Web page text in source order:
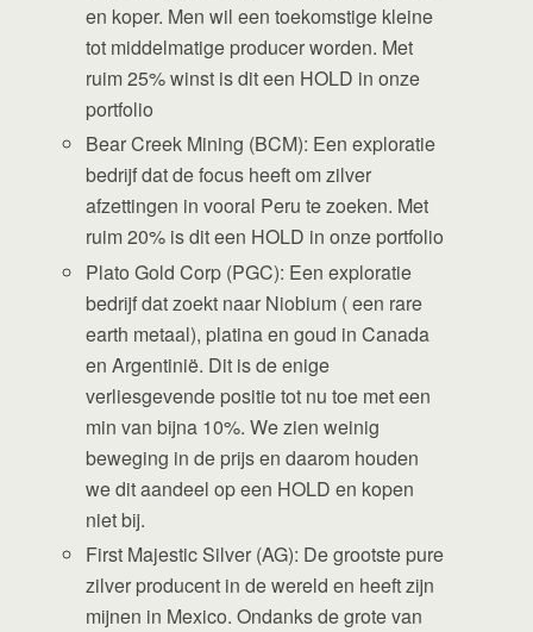
en koper. Men wil een toekomstige kleine
tot middelmatige producer worden. Met
ruim 25% winst is dit een HOLD in onze
portfolio
Bear Creek Mining (BCM): Een exploratie
bedrijf dat de focus heeft om zilver
afzettingen in vooral Peru te zoeken. Met
ruim 20% is dit een HOLD in onze portfolio
Plato Gold Corp (PGC): Een exploratie
bedrijf dat zoekt naar Niobium ( een rare
earth metaal), platina en goud in Canada
en Argentinië. Dit is de enige
verliesgevende positie tot nu toe met een
min van bijna 10%. We zien weinig
beweging in de prijs en daarom houden
we dit aandeel op een HOLD en kopen
niet bij.
First Majestic Silver (AG): De grootste pure
zilver producent in de wereld en heeft zijn
mijnen in Mexico. Ondanks de grote van